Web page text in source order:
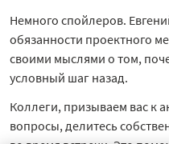
Немного спойлеров.
обязанности проектного
своими мыслями о том,
условный шаг назад.
Коллеги, призываем вас к
вопросы, делитесь